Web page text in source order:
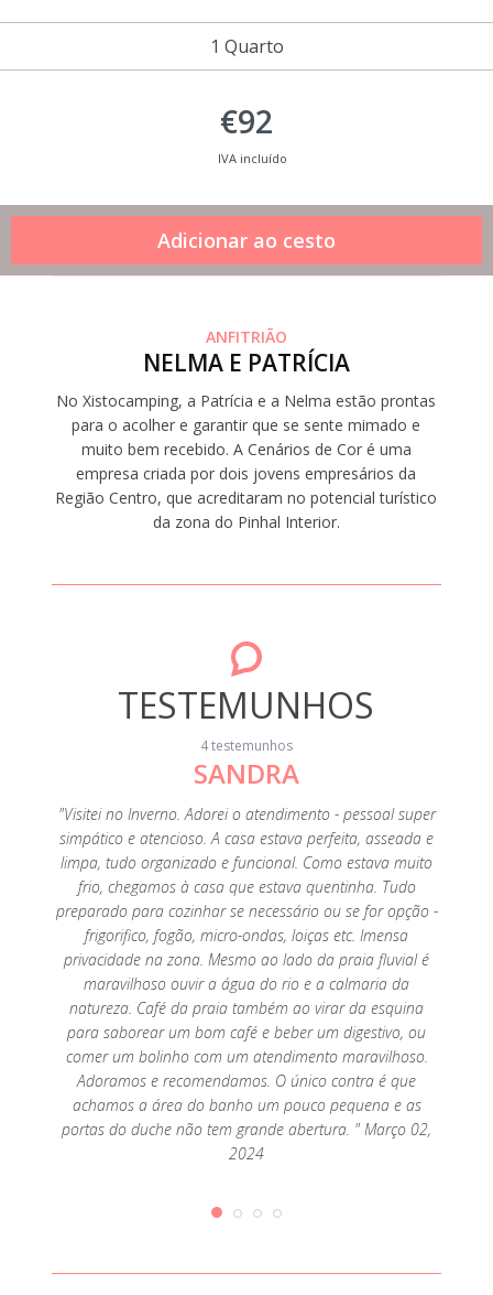
1 Quarto
€92
IVA incluído
ANFITRIÃO
NELMA E PATRÍCIA
No Xistocamping, a Patrícia e a Nelma estão prontas
para o acolher e garantir que se sente mimado e
muito bem recebido. A Cenários de Cor é uma
empresa criada por dois jovens empresários da
Região Centro, que acreditaram no potencial turístico
da zona do Pinhal Interior.
TESTEMUNHOS
4 testemunhos
SANDRA
"Visitei no Inverno. Adorei o atendimento - pessoal super
simpático e atencioso. A casa estava perfeita, asseada e
limpa, tudo organizado e funcional. Como estava muito
frio, chegamos à casa que estava quentinha. Tudo
preparado para cozinhar se necessário ou se for opção -
frigorifico, fogão, micro-ondas, loiças etc. Imensa
privacidade na zona. Mesmo ao lado da praia fluvial é
maravilhoso ouvir a água do rio e a calmaria da
natureza. Café da praia também ao virar da esquina
para saborear um bom café e beber um digestivo, ou
comer um bolinho com um atendimento maravilhoso.
Adoramos e recomendamos. O único contra é que
achamos a área do banho um pouco pequena e as
portas do duche não tem grande abertura. " Março 02,
2024